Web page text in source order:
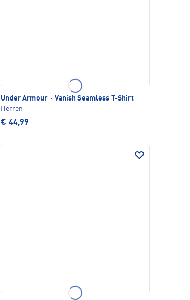
Under Armour · Vanish Seamless T-Shirt
Herren
€ 44,99